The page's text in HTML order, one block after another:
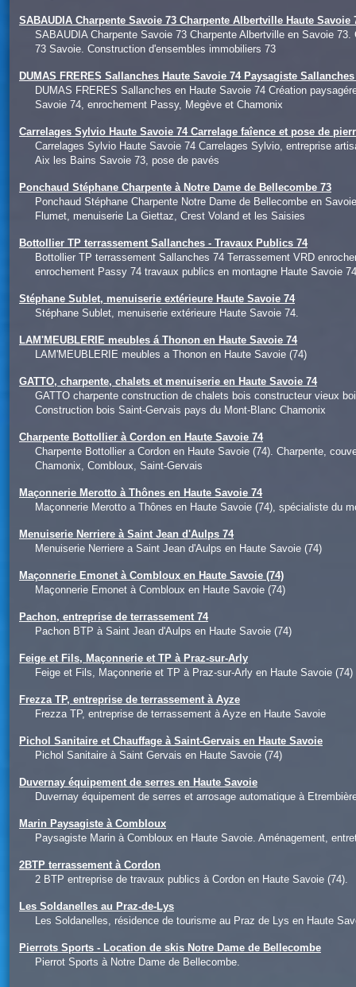
SABAUDIA Charpente Savoie 73 Charpente Albertville Haute
SABAUDIA Charpente Savoie 73 Charpente Albertville en Savoie
73 Savoie. Construction d'ensembles immobiliers 73
DUMAS FRERES Sallanches Haute Savoie 74 Paysagiste
DUMAS FRERES Sallanches en Haute Savoie 74 Création
Savoie 74, enrochement Passy, Megève et Chamonix
Carrelages Sylvio Haute Savoie 74 Carrelage faîence et pose de
Carrelages Sylvio Haute Savoie 74 Carrelages Sylvio, entreprise
Aix les Bains Savoie 73, pose de pavés
Ponchaud Stéphane Charpente à Notre Dame de Bellecombe 73
Ponchaud Stéphane Charpente Notre Dame de Bellecombe en
Flumet, menuiserie La Giettaz, Crest Voland et les Saisies
Bottollier TP terrassement Sallanches - Travaux Publics 74
Bottollier TP terrassement Sallanches 74 Terrassement VRD
enrochement Passy 74 travaux publics en montagne Haute Savoie 74
Stéphane Sublet, menuiserie extérieure Haute Savoie 74
Stéphane Sublet, menuiserie extérieure Haute Savoie 74.
LAM'MEUBLERIE meubles á Thonon en Haute Savoie 74
LAM'MEUBLERIE meubles a Thonon en Haute Savoie (74)
GATTO, charpente, chalets et menuiserie en Haute Savoie 74
GATTO charpente construction de chalets bois constructeur vieux
Construction bois Saint-Gervais pays du Mont-Blanc Chamonix
Charpente Bottollier à Cordon en Haute Savoie 74
Charpente Bottollier a Cordon en Haute Savoie (74). Charpente,
Chamonix, Combloux, Saint-Gervais
Maçonnerie Merotto à Thônes en Haute Savoie 74
Maçonnerie Merotto a Thônes en Haute Savoie (74), spécialiste du
Menuiserie Nerriere à Saint Jean d'Aulps 74
Menuiserie Nerriere a Saint Jean d'Aulps en Haute Savoie (74)
Maçonnerie Emonet à Combloux en Haute Savoie (74)
Maçonnerie Emonet à Combloux en Haute Savoie (74)
Pachon, entreprise de terrassement 74
Pachon BTP à Saint Jean d'Aulps en Haute Savoie (74)
Feige et Fils, Maçonnerie et TP à Praz-sur-Arly
Feige et Fils, Maçonnerie et TP à Praz-sur-Arly en Haute Savoie (74)
Frezza TP, entreprise de terrassement à Ayze
Frezza TP, entreprise de terrassement à Ayze en Haute Savoie
Pichol Sanitaire et Chauffage à Saint-Gervais en Haute Savoie
Pichol Sanitaire à Saint Gervais en Haute Savoie (74)
Duvernay équipement de serres en Haute Savoie
Duvernay équipement de serres et arrosage automatique à
Marin Paysagiste à Combloux
Paysagiste Marin à Combloux en Haute Savoie. Aménagement,
2BTP terrassement à Cordon
2 BTP entreprise de travaux publics à Cordon en Haute Savoie (74).
Les Soldanelles au Praz-de-Lys
Les Soldanelles, résidence de tourisme au Praz de Lys en Haute
Pierrots Sports - Location de skis Notre Dame de Bellecombe
Pierrot Sports à Notre Dame de Bellecombe.